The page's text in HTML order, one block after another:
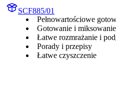
SCF885/01
Pełnowartościowe
Gotowanie i
Łatwe rozmrażanie i
Porady i przepisy
Łatwe czyszczenie